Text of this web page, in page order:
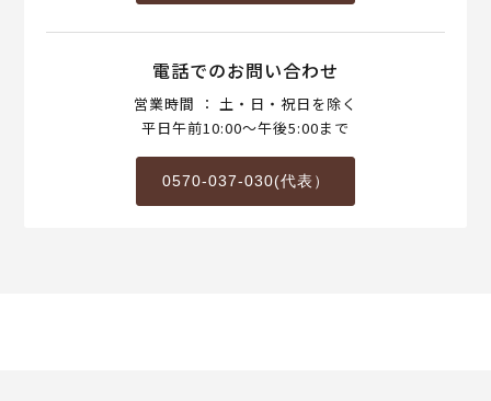
電話でのお問い合わせ
営業時間 ： 土・日・祝日を除く
平日午前10:00～午後5:00まで
0570-037-030(代表）